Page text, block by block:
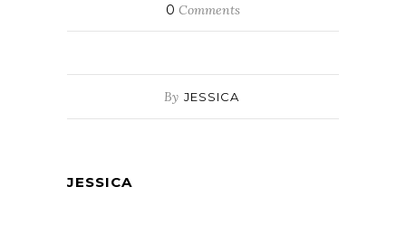
0 Comments
By JESSICA
JESSICA